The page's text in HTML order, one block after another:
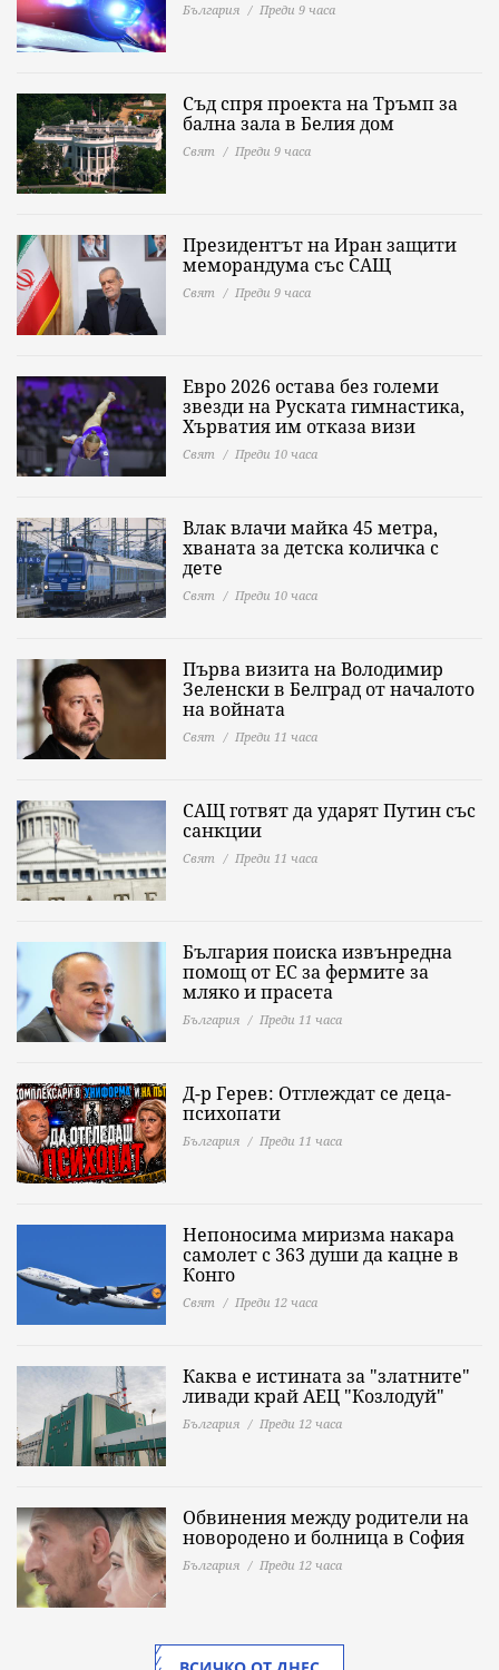
България Преди 9 часа
Съд спря проекта на Тръмп за
бална зала в Белия дом
Свят Преди 9 часа
Президентът на Иран защити
меморандума със САЩ
Свят Преди 9 часа
Евро 2026 остава без големи
звезди на Руската гимнастика,
Хърватия им отказа визи
Свят Преди 10 часа
Влак влачи майка 45 метра,
хваната за детска количка с
дете
Свят Преди 10 часа
Първа визита на Володимир
Зеленски в Белград от началото
на войната
Свят Преди 11 часа
САЩ готвят да ударят Путин със
санкции
Свят Преди 11 часа
България поиска извънредна
помощ от ЕС за фермите за
мляко и прасета
България Преди 11 часа
Д-р Герев: Отглеждат се деца-
психопати
България Преди 11 часа
Непоносима миризма накара
самолет с 363 души да кацне в
Конго
Свят Преди 12 часа
Каква е истината за "златните"
ливади край АЕЦ "Козлодуй"
България Преди 12 часа
Обвинения между родители на
новородено и болница в София
България Преди 12 часа